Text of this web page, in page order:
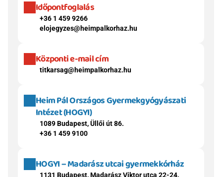
Időpontfoglalás
+36 1 459 9266
elojegyzes@heimpalkorhaz.hu
Központi e-mail cím
titkarsag@heimpalkorhaz.hu
Heim Pál Országos Gyermekgyógyászati
Intézet (HOGYI)
1089 Budapest, Üllői út 86.
+36 1 459 9100
HOGYI – Madarász utcai gyermekkórház
1131 Budapest, Madarász Viktor utca 22-24.